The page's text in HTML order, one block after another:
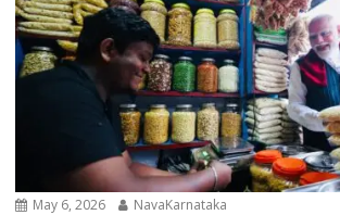
May 6, 2026 NavaKarnataka